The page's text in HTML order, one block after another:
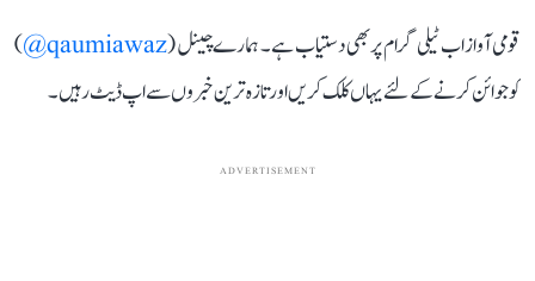
قومی آواز اب ٹیلی گرام پر بھی دستیاب ہے۔ ہمارے چینل (qaumiawaz@
)
کو جوائن کرنے کے لئے یہاں کلک کریں اور تازہ ترین خبروں سے اپ ڈیٹ رہیں۔
ADVERTISEMENT